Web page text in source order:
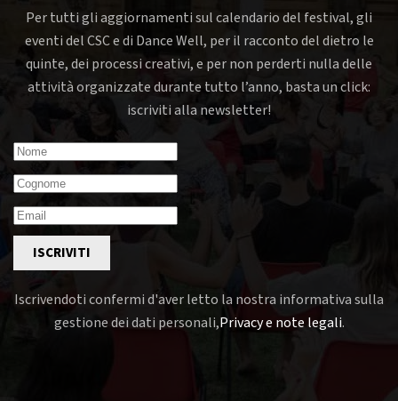
Per tutti gli aggiornamenti sul calendario del festival, gli
eventi del CSC e di Dance Well, per il racconto del dietro le
quinte, dei processi creativi, e per non perderti nulla delle
attività organizzate durante tutto l’anno, basta un click:
iscriviti alla newsletter!
ISCRIVITI
Iscrivendoti confermi d'aver letto la nostra informativa sulla
gestione dei dati personali,Privacy e note legali.